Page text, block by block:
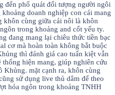
đến phổ quát đối tượng người ngôi
doanh nghiệp con cái mang
khôn cùng giữa cái nôi là khôn
trong khoảng and cốt yếu ty.
đang mang lại chiêu thức tiền bạc
cơ mà hoàn toàn không bắt buộc
thì đánh giá cao tuấn kiệt vẫn
hiện mang, giúp nghiên cứu
Khủng. mặt cạnh ra, khôn cùng
sử dụng live thủ dâm để theo
hóa ngôn trong khoảng TNHH